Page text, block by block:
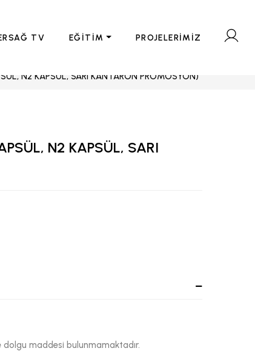
TV EĞİTİM PROJELERİMİZ
N2 KAPSÜL, SARI KANTARON PROMOSYON)
N2 KAPSÜL, SARI
dolgu maddesi bulunmamaktadır.